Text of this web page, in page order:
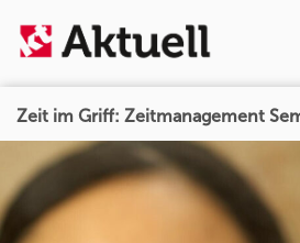
Zeit im Griff: Zeitmanagement